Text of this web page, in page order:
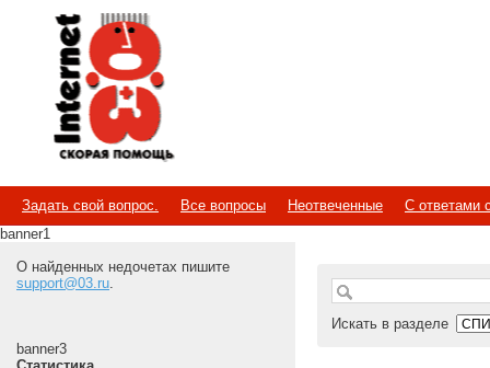
Internet
Скорая помощь
Задать свой вопрос. Все вопросы Неотвеченные
С ответами
banner1
О найденных недочетах пишите
support@03.ru.
banner3
Искать в разделе